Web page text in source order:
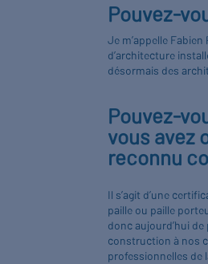
Pouvez-
Je m’appelle
d’architecture
désormais des
Pouvez-
vous avez
reconnu
Il s’agit d’une
paille ou paille
donc aujourd’hui
construction à nos
professionnelles de